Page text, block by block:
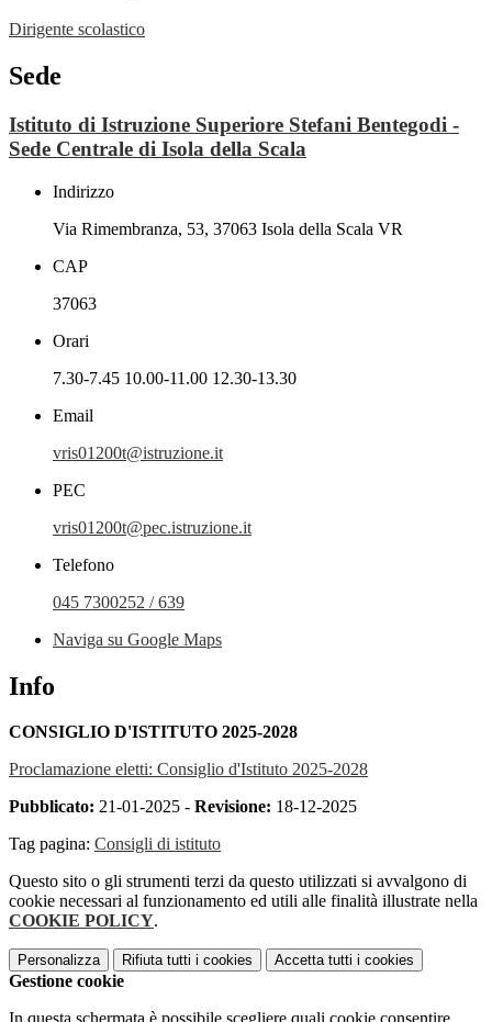
Dirigente scolastico
Sede
Istituto di Istruzione Superiore Stefani Bentegodi -
Sede Centrale di Isola della Scala
Indirizzo
Via Rimembranza, 53, 37063 Isola della Scala VR
CAP
37063
Orari
7.30-7.45 10.00-11.00 12.30-13.30
Email
vris01200t@istruzione.it
PEC
vris01200t@pec.istruzione.it
Telefono
045 7300252 / 639
Naviga su Google Maps
Info
CONSIGLIO D'ISTITUTO 2025-2028
Proclamazione eletti: Consiglio d'Istituto 2025-2028
Pubblicato: 21-01-2025 - Revisione: 18-12-2025
Tag pagina: Consigli di istituto
Questo sito o gli strumenti terzi da questo utilizzati si avvalgono di
cookie necessari al funzionamento ed utili alle finalità illustrate nella
COOKIE POLICY.
Personalizza Rifiuta tutti i cookies Accetta tutti i cookies
Gestione cookie